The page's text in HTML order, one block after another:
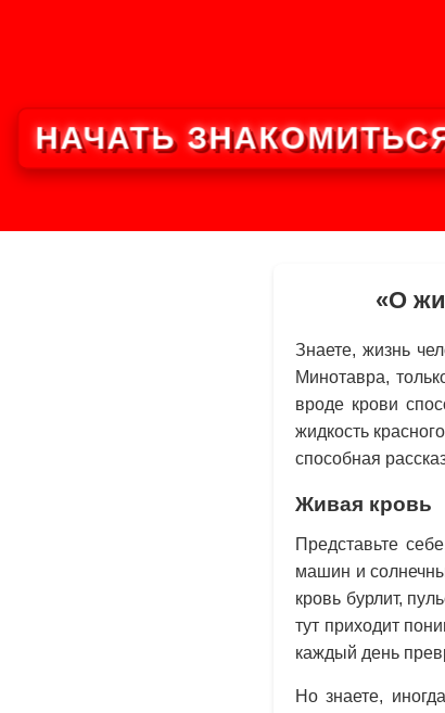
«О
Знаете, жизнь
Минотавра,
вроде крови
жидкость
способная
Живая кровь
Представьте
машин и
кровь бурлит,
тут приходит
каждый день
Но знаете,
НАЧАТЬ